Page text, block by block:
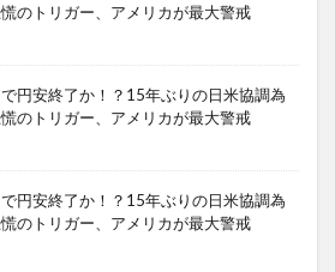
のトリガー、アメリカが最大警戒
で円安終了か！？15年ぶりの日米協調為
のトリガー、アメリカが最大警戒
で円安終了か！？15年ぶりの日米協調為
のトリガー、アメリカが最大警戒